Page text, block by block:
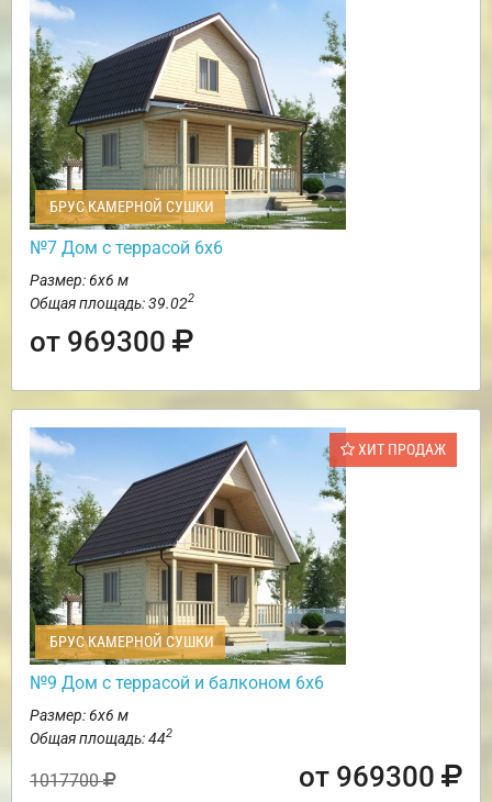
БРУС КАМЕРНОЙ СУШКИ
№7 Дом с террасой 6х6
Размер: 6х6 м
Общая площадь: 39.022
от 969300
ХИТ ПРОДАЖ
БРУС КАМЕРНОЙ СУШКИ
№9 Дом с террасой и балконом 6х6
Размер: 6х6 м
Общая площадь: 442
1017700 от 969300